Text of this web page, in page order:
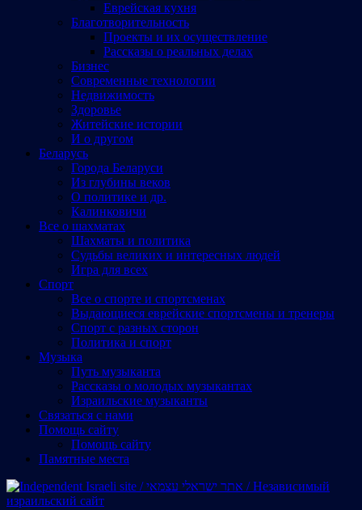
Еврейская кухня
Благотворительность
Проекты и их осуществление
Рассказы о реальных делах
Бизнес
Современные технологии
Недвижимость
Здоровье
Житейские истории
И о другом
Беларусь
Города Беларуси
Из глубины веков
О политике и др.
Калинковичи
Все о шахматах
Шахматы и политика
Судьбы великих и интересных людей
Игра для всех
Спорт
Все о спорте и спортсменах
Выдающиеся еврейские спортсмены и тренеры
Спорт с разных сторон
Политика и спорт
Музыка
Путь музыканта
Рассказы о молодых музыкантах
Израильские музыканты
Cвязаться с нами
Помощь сайту
Помощь сайту
Памятные места